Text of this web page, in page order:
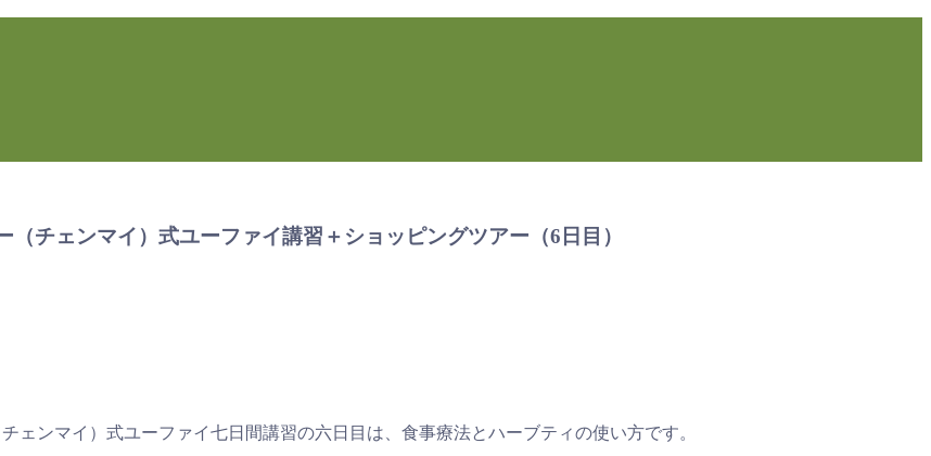
（チェンマイ）式ユーファイ講習＋ショッピングツアー（6日目）
ェンマイ）式ユーファイ七日間講習の六日目は、食事療法とハーブティの使い方です。